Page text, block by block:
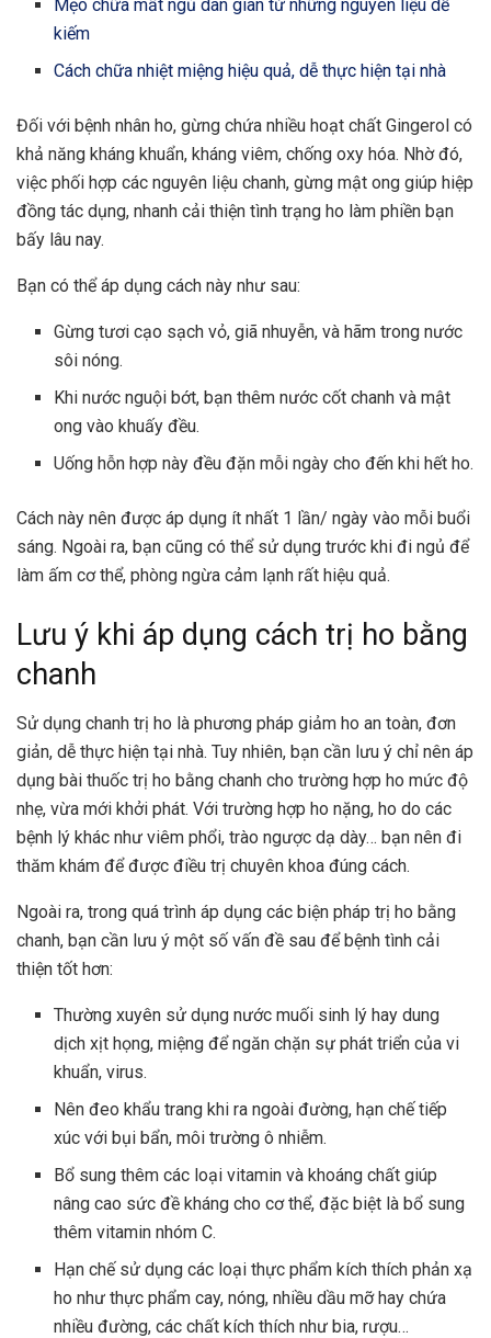
Mẹo chữa mất ngủ dân gian từ những nguyên liệu dễ
kiếm
Cách chữa nhiệt miệng hiệu quả, dễ thực hiện tại nhà
Đối với bệnh nhân ho, gừng chứa nhiều hoạt chất Gingerol có
khả năng kháng khuẩn, kháng viêm, chống oxy hóa. Nhờ đó,
việc phối hợp các nguyên liệu chanh, gừng mật ong giúp hiệp
đồng tác dụng, nhanh cải thiện tình trạng ho làm phiền bạn
bấy lâu nay.
Bạn có thể áp dụng cách này như sau:
Gừng tươi cạo sạch vỏ, giã nhuyễn, và hãm trong nước
sôi nóng.
Khi nước nguội bớt, bạn thêm nước cốt chanh và mật
ong vào khuấy đều.
Uống hỗn hợp này đều đặn mỗi ngày cho đến khi hết ho.
Cách này nên được áp dụng ít nhất 1 lần/ ngày vào mỗi buổi
sáng. Ngoài ra, bạn cũng có thể sử dụng trước khi đi ngủ để
làm ấm cơ thể, phòng ngừa cảm lạnh rất hiệu quả.
Lưu ý khi áp dụng cách trị ho bằng
chanh
Sử dụng chanh trị ho là phương pháp giảm ho an toàn, đơn
giản, dễ thực hiện tại nhà. Tuy nhiên, bạn cần lưu ý chỉ nên áp
dụng bài thuốc trị ho bằng chanh cho trường hợp ho mức độ
nhẹ, vừa mới khởi phát. Với trường hợp ho nặng, ho do các
bệnh lý khác như viêm phổi, trào ngược dạ dày… bạn nên đi
thăm khám để được điều trị chuyên khoa đúng cách.
Ngoài ra, trong quá trình áp dụng các biện pháp trị ho bằng
chanh, bạn cần lưu ý một số vấn đề sau để bệnh tình cải
thiện tốt hơn:
Thường xuyên sử dụng nước muối sinh lý hay dung
dịch xịt họng, miệng để ngăn chặn sự phát triển của vi
khuẩn, virus.
Nên đeo khẩu trang khi ra ngoài đường, hạn chế tiếp
xúc với bụi bẩn, môi trường ô nhiễm.
Bổ sung thêm các loại vitamin và khoáng chất giúp
nâng cao sức đề kháng cho cơ thể, đặc biệt là bổ sung
thêm vitamin nhóm C.
Hạn chế sử dụng các loại thực phẩm kích thích phản xạ
ho như thực phẩm cay, nóng, nhiều dầu mỡ hay chứa
nhiều đường, các chất kích thích như bia, rượu…